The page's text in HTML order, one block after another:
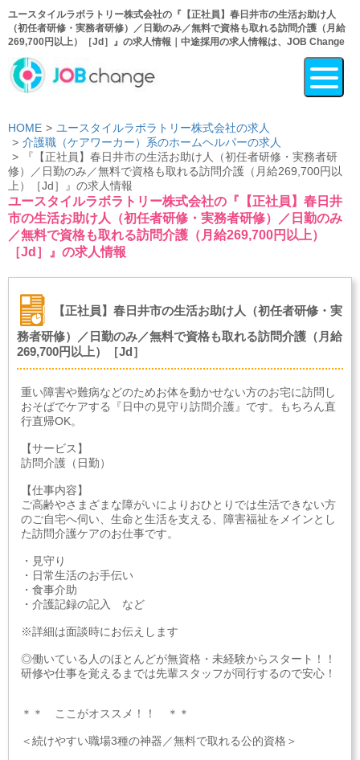
ユースタイルラボラトリー株式会社の『【正社員】春日井市の生活お助け人
（初任者研修・実務者研修）／日勤のみ／無料で資格も取れる訪問介護（月給
269,700円以上）［Jd］』の求人情報｜中途採用の求人情報は、JOB Change
HOME
ユースタイルラボラトリー株式会社の求人
介護職（ケアワーカー）系のホームヘルパーの求人
『【正社員】春日井市の生活お助け人（初任者研修・実務者研
修）／日勤のみ／無料で資格も取れる訪問介護（月給269,700円以
上）［Jd］』の求人情報
ユースタイルラボラトリー株式会社の『【正社員】春日井
市の生活お助け人（初任者研修・実務者研修）／日勤のみ
／無料で資格も取れる訪問介護（月給269,700円以上）
［Jd］』の求人情報
【正社員】春日井市の生活お助け人（初任者研修・実
務者研修）／日勤のみ／無料で資格も取れる訪問介護（月給
269,700円以上）［Jd］
重い障害や難病などのためお体を動かせない方のお宅に訪問し
おそばでケアする『日中の見守り訪問介護』です。もちろん直
行直帰OK。
【サービス】
訪問介護（日勤）
【仕事内容】
ご高齢やさまざまな障がいによりおひとりでは生活できない方
のご自宅へ伺い、生命と生活を支える、障害福祉をメインとし
た訪問介護ケアのお仕事です。
・見守り
・日常生活のお手伝い
・食事介助
・介護記録の記入 など
※詳細は面談時にお伝えします
◎働いている人のほとんどが無資格・未経験からスタート！！
研修や仕事を覚えるまでは先輩スタッフが同行するので安心！
＊＊ ここがオススメ！！ ＊＊
＜続けやすい職場3種の神器／無料で取れる公的資格＞